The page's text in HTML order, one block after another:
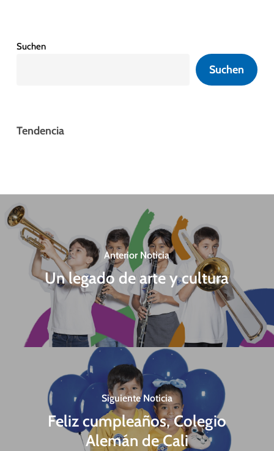
Suchen
Suchen
Tendencia
Anterior Noticia
Un legado de arte y cultura
Siguiente Noticia
Feliz cumpleaños, Colegio
Alemán de Cali